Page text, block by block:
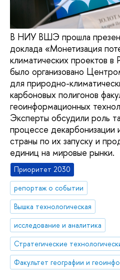
В НИУ ВШЭ прошла
доклада «Монетизация
климатических проектов
было организовано
для природно-
карбоновых полигонов
геоинформационных
Эксперты обсудили роль
процессе декарбонизации
страны по их запуску и
единиц на мировые рынки.
Приоритет 2030
репортаж о событии
Вышка технологическая
исследование и аналитика